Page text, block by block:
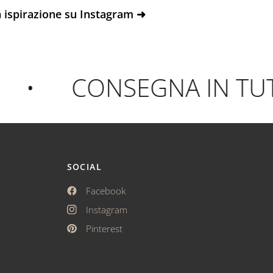
ispirazione su Instagram ➜
CONSEGNA IN
SOCIAL
Facebook
Instagram
Pinterest